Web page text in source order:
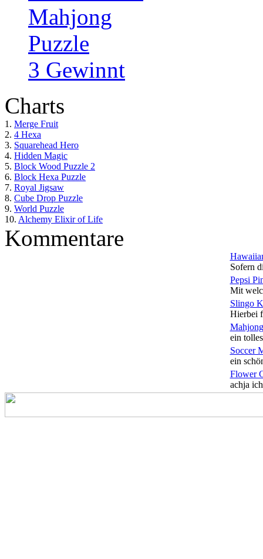
Mahjong
Puzzle
3 Gewinnt
Charts
1. Merge Fruit
2. 4 Hexa
3. Squarehead Hero
4. Hidden Magic
5. Block Wood Puzzle 2
6. Block Hexa Puzzle
7. Royal Jigsaw
8. Cube Drop Puzzle
9. World Puzzle
10. Alchemy Elixir of Life
Kommentare
Sofern
Pepsi
Mit
Slingo
Hierbei
ein
Soccer
ein
Flower
achja